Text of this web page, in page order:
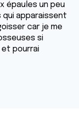
épaules un peu
qui apparaissent
car je me
si
et pourrai